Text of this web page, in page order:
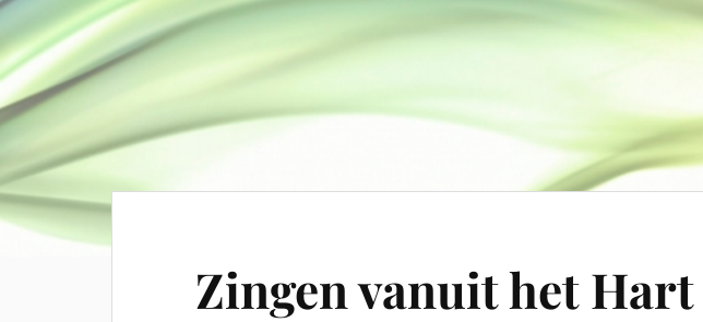
Zingen vanuit het Hart